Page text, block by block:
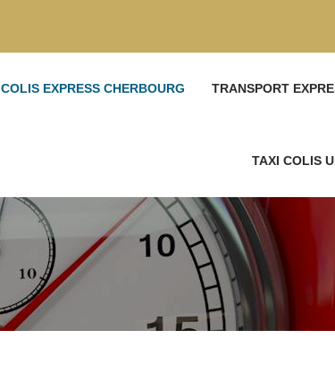
COLIS EXPRESS CHERBOURG TRANSPORT
TAXI COLIS